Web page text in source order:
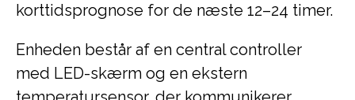
korttidsprognose for de næste 12–24 timer.
Enheden består af en central controller
med LED-skærm og en ekstern